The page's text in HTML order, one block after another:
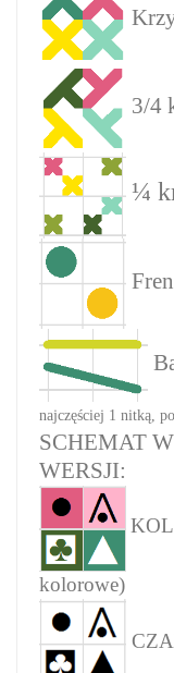
3/4
¼
najczęściej 1 nitką,
SCHEMAT
WERSJI:
kolorowe)